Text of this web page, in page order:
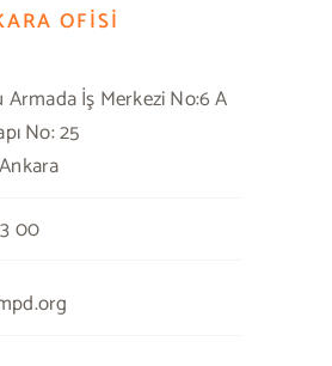
OFİSİ
Armada İş Merkezi No:6 A
No: 25
00